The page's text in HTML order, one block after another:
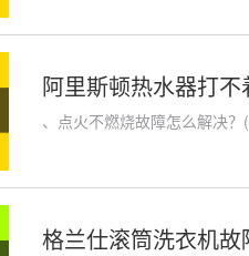
阿里斯顿热水器打
、点火不燃烧故障怎么解决
格兰仕滚筒洗衣机故